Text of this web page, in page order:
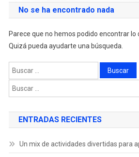
No se ha encontrado nada
Parece que no hemos podido encontrar lo
Quizá pueda ayudarte una búsqueda.
ENTRADAS RECIENTES
Un mix de actividades divertidas para